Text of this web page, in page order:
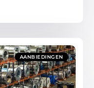
AANBIEDINGEN